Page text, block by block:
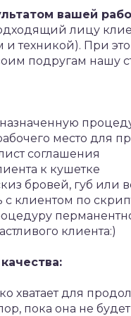
вашей
лицу
и техникой). При
подругам нашу
место для
соглашения
к кушетке
бровей, губ или
с клиентом по
клиента:)
хватает для
пока она не